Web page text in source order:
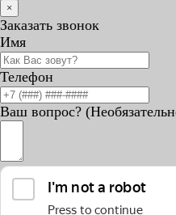
×
Заказать звонок
Имя
Телефон
Ваш вопрос?